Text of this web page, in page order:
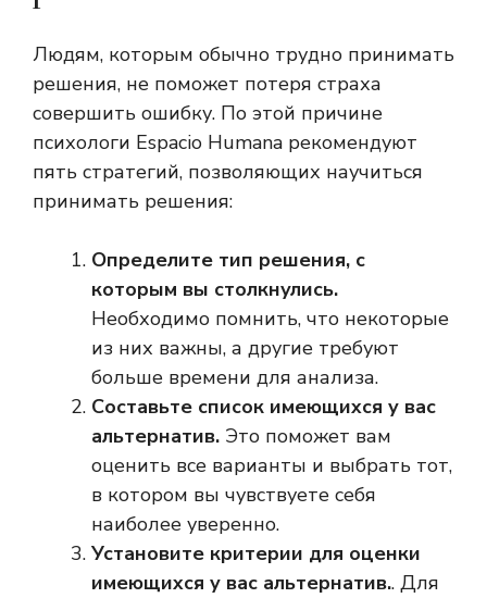
Людям, которым обычно трудно принимать
решения, не поможет потеря страха
совершить ошибку. По этой причине
психологи Espacio Humana рекомендуют
пять стратегий, позволяющих научиться
принимать решения:
Определите тип решения, с
которым вы столкнулись.
Необходимо помнить, что некоторые
из них важны, а другие требуют
больше времени для анализа.
Составьте список имеющихся у вас
альтернатив. Это поможет вам
оценить все варианты и выбрать тот,
в котором вы чувствуете себя
наиболее уверенно.
Установите критерии для оценки
имеющихся у вас альтернатив.. Для